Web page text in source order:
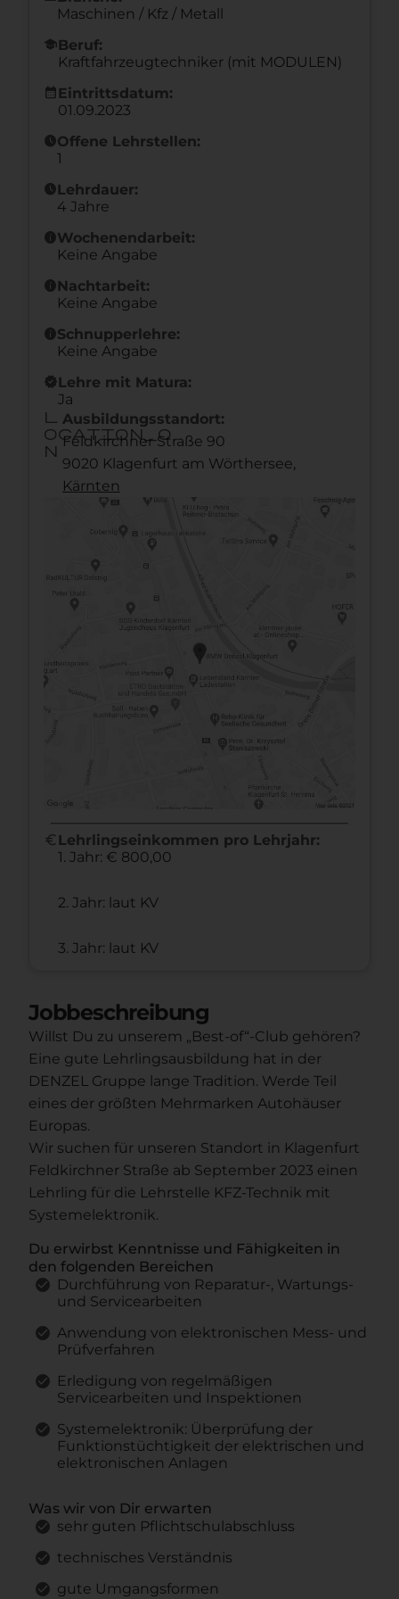
Maschinen / Kfz / Metall
schoolBeruf:
Kraftfahrzeugtechniker (mit MODULEN)
calendar_month Eintrittsdatum:
01.09.2023
scheduleOffene Lehrstellen:
1
scheduleLehrdauer:
4 Jahre
infoWochenendarbeit:
Keine Angabe
infoNachtarbeit:
Keine Angabe
infoSchnupperlehre:
Keine Angabe
new_releasesLehre mit Matura:
Ja
l
ocation_o
n
Ausbildungsstandort:
Feldkirchner Straße 90
9020 Klagenfurt am Wörthersee,
Kärnten
euro Lehrlingseinkommen pro Lehrjahr:
1. Jahr: € 800,00
2. Jahr: laut KV
3. Jahr: laut KV
Jobbeschreibung
Willst Du zu unserem „Best-of“-Club gehören?
Eine gute Lehrlingsausbildung hat in der
DENZEL Gruppe lange Tradition. Werde Teil
eines der größten Mehrmarken Autohäuser
Europas.
Wir suchen für unseren Standort in Klagenfurt
Feldkirchner Straße ab September 2023 einen
Lehrling für die Lehrstelle KFZ-Technik mit
Systemelektronik.
Du erwirbst Kenntnisse und Fähigkeiten in
den folgenden Bereichen
Durchführung von Reparatur-, Wartungs-
und Servicearbeiten
Anwendung von elektronischen Mess- und
Prüfverfahren
Erledigung von regelmäßigen
Servicearbeiten und Inspektionen
Systemelektronik: Überprüfung der
Funktionstüchtigkeit der elektrischen und
elektronischen Anlagen
Was wir von Dir erwarten
sehr guten Pflichtschulabschluss
technisches Verständnis
gute Umgangsformen